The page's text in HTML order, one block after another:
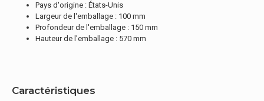
Pays d'origine : États-Unis
Largeur de l'emballage : 100 mm
Profondeur de l'emballage : 150 mm
Hauteur de l'emballage : 570 mm
Caractéristiques